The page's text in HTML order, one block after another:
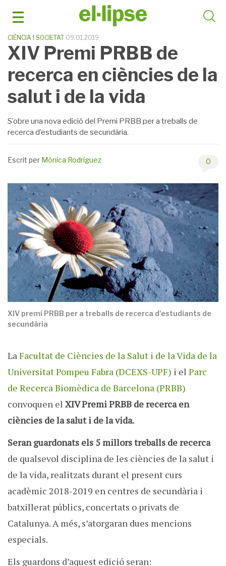
CIÈNCIA I SOCIETAT 09.01.2019
XIV Premi PRBB de
recerca en ciències de la
salut i de la vida
S’obre una nova edició del Premi PRBB per a treballs de
recerca d’estudiants de secundària.
Escrit per Mònica Rodríguez 0
XIV premi PRBB per a treballs de recerca d'estudiants de
secundària
LaFacultat de Ciències de la Salut i de la Vida de la
Universitat Pompeu Fabra (DCEXS-UPF) i el Parc
de Recerca Biomèdica de Barcelona (PRBB)
convoquen el XIV Premi PRBB de recerca en
ciències de la salut i de la vida.
Seran guardonats els 5 millors treballs de recerca
de qualsevol disciplina de les ciències de la salut i
de la vida, realitzats durant el present curs
acadèmic 2018-2019 en centres de secundària i
batxillerat públics, concertats o privats de
Catalunya. A més, s’atorgaran dues mencions
especials.
Els guardons d’aquest edició seran: